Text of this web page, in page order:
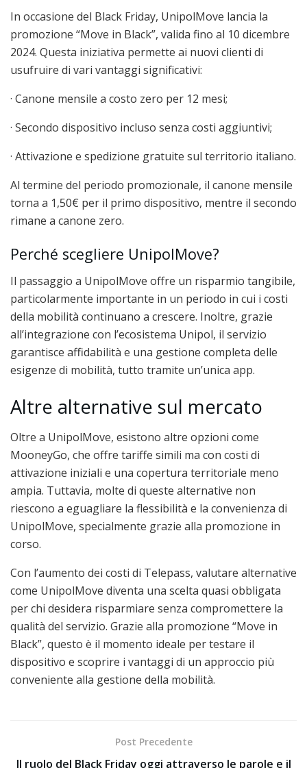
In occasione del Black Friday, UnipolMove lancia la
promozione “Move in Black”, valida fino al 10 dicembre
2024. Questa iniziativa permette ai nuovi clienti di
usufruire di vari vantaggi significativi:
· Canone mensile a costo zero per 12 mesi;
· Secondo dispositivo incluso senza costi aggiuntivi;
· Attivazione e spedizione gratuite sul territorio italiano.
Al termine del periodo promozionale, il canone mensile
torna a 1,50€ per il primo dispositivo, mentre il secondo
rimane a canone zero.
Perché scegliere UnipolMove?
Il passaggio a UnipolMove offre un risparmio tangibile,
particolarmente importante in un periodo in cui i costi
della mobilità continuano a crescere. Inoltre, grazie
all’integrazione con l’ecosistema Unipol, il servizio
garantisce affidabilità e una gestione completa delle
esigenze di mobilità, tutto tramite un’unica app.
Altre alternative sul mercato
Oltre a UnipolMove, esistono altre opzioni come
MooneyGo, che offre tariffe simili ma con costi di
attivazione iniziali e una copertura territoriale meno
ampia. Tuttavia, molte di queste alternative non
riescono a eguagliare la flessibilità e la convenienza di
UnipolMove, specialmente grazie alla promozione in
corso.
Con l’aumento dei costi di Telepass, valutare alternative
come UnipolMove diventa una scelta quasi obbligata
per chi desidera risparmiare senza compromettere la
qualità del servizio. Grazie alla promozione “Move in
Black”, questo è il momento ideale per testare il
dispositivo e scoprire i vantaggi di un approccio più
conveniente alla gestione della mobilità.
Post Precedente
Il ruolo del Black Friday oggi attraverso le parole e il